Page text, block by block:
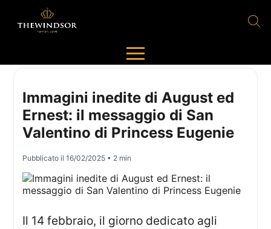
Immagini inedite di August ed
Ernest: il messaggio di San
Valentino di Princess Eugenie
Pubblicato il16/02/2025 • 2 min
Il 14 febbraio, il giorno dedicato agli